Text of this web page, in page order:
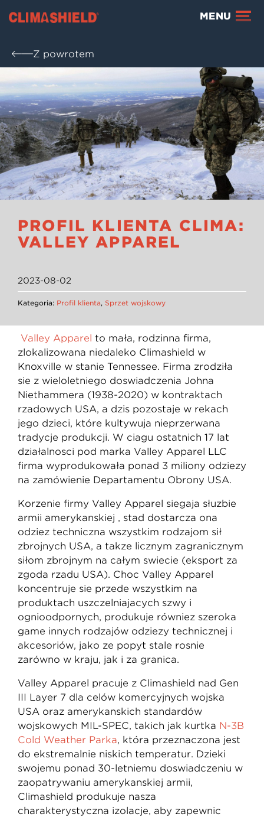
Climashield® MENU
Z powrotem
PROFIL KLIENTA CLIMA:
VALLEY APPAREL
2023-08-02
Kategoria: Profil klienta, Sprzęt wojskowy
Valley Apparel to mała, rodzinna firma,
zlokalizowana niedaleko Climashield w
Knoxville w stanie Tennessee. Firma zrodziła
się z wieloletniego doświadczenia Johna
Niethammera (1938-2020) w kontraktach
rządowych USA, a dziś pozostaje w rękach
jego dzieci, które kultywują nieprzerwaną
tradycję produkcji. W ciągu ostatnich 17 lat
działalności pod marką Valley Apparel LLC
firma wyprodukowała ponad 3 miliony odzieży
na zamówienie Departamentu Obrony USA.
Korzenie firmy Valley Apparel sięgają służbie
armii amerykańskiej , stąd dostarcza ona
odzież techniczną wszystkim rodzajom sił
zbrojnych USA, a także licznym zagranicznym
siłom zbrojnym na całym świecie (eksport za
zgodą rządu USA). Choć Valley Apparel
koncentruje się przede wszystkim na
produktach uszczelniających szwy i
ognioodpornych, produkuje również szeroką
gamę innych rodzajów odzieży technicznej i
akcesoriów, jako że popyt stale rośnie
zarówno w kraju, jak i za granicą.
Valley Apparel pracuje z Climashield nad Gen
III Layer 7 dla celów komercyjnych wojska
USA oraz amerykańskich standardów
wojskowych MIL-SPEC, takich jak kurtka N-3B
Cold Weather Parka, która przeznaczona jest
do ekstremalnie niskich temperatur. Dzięki
swojemu ponad 30-letniemu doświadczeniu w
zaopatrywaniu amerykańskiej armii,
Climashield produkuje naszą
charakterystyczną izolację, aby zapewnić